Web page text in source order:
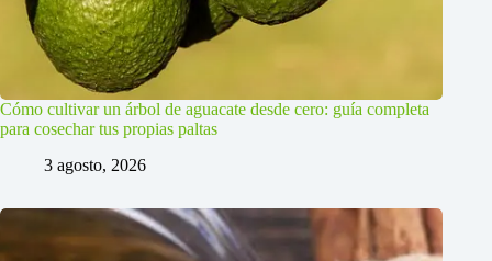
Cómo cultivar un árbol de aguacate desde cero: guía completa
para cosechar tus propias paltas
3 agosto, 2026